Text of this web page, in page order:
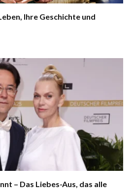
Ihre Geschichte und
– Das Liebes-Aus, das alle